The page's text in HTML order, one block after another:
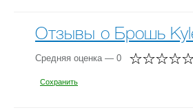
Отзывы о Брошь
Средняя оценка — 0
Сохранить